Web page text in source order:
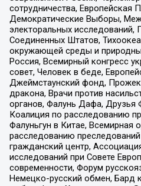
сотрудничества, Европейская
Демократические Выборы,
электоральных
Соединенных Штатов,
окружающей среды и
Россия, Всемирный конгресс
совет, Человек в беде,
Джеймстаунский фонд,
дракона, Врачи против
органов, Фалунь Дафа, Друзья
Коалиция по расследованию
Фалуньгун в Китае, Всемирная
расследованию
гражданский центр,
исследований при Совете
современности, Форум
Немецко-русский обмен, Бард